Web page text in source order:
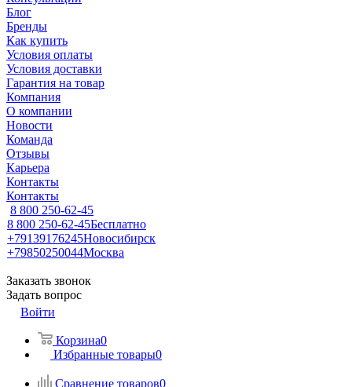
Блог
Бренды
Как купить
Условия оплаты
Условия доставки
Гарантия на товар
Компания
О компании
Новости
Команда
Отзывы
Карьера
Контакты
Контакты
8 800 250-62-45
8 800 250-62-45Бесплатно
+79139176245Новосибирск
+79850250044Москва
Заказать звонок
Задать вопрос
Войти
Корзина0
Избранные товары0
Сравнение товаров0